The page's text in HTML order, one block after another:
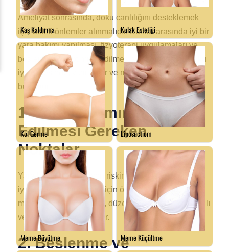
Ameliyat sonrasında, doku canlılığını desteklemek
için belirli önlemler alınmalıdır. Bunlar arasında iyi bir
yara bakımı yapılması, fizyoterapi uygulamaları ve
beslenmenin optimize edilmesi yer almaktadır. Doku
iyileşmesinde, vitaminler ve minerallerin de rolü
büyüktür.
1. Yara Bakımında Dikkat
Edilmesi Gereken
Noktalar
Yara bakımı, enfeksiyon riskini minimize etmek ve
iyileşmeyi hızlandırmak için önemlidir. Steril
malzemeler kullanılarak, düzenli pansuman yapılmalı
ve yara temiz tutulmalıdır.
2. Beslenme ve